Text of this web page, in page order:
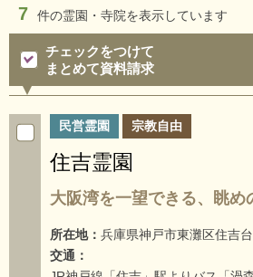
7 件の霊園・寺院を表示しています
チェックをつけて
まとめて資料請求
民営霊園 宗教自由
住吉霊園
大阪湾を一望できる、眺め
所在地： 兵庫県神戸市東灘区住吉
交通：